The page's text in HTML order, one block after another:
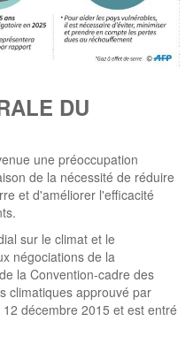
DU
une préoccupation
de la nécessité de réduire
et d'améliorer l'efficacité
sur le climat et le
négociations de la
la Convention-cadre des
climatiques approuvé par
décembre 2015 et est entré